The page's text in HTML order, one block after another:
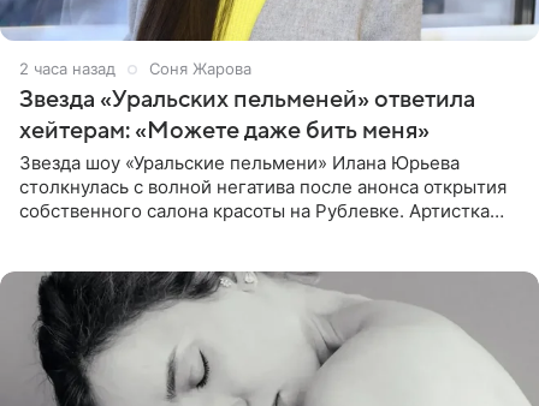
2 часа назад Соня Жарова
Звезда «Уральских пельменей» ответила
хейтерам: «Можете даже бить меня»
Звезда шоу «Уральские пельмени» Илана Юрьева
столкнулась с волной негатива после анонса открытия
собственного салона красоты на Рублевке. Артистка